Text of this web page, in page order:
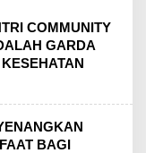
COMMUNITY
GARDA
BAGI